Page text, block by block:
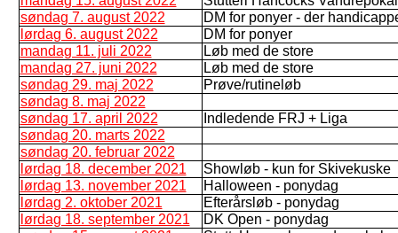
søndag 7. august 2022
DM for ponyer - der
lørdag 6. august 2022
DM for ponyer
mandag 11. juli 2022
Løb med de store
mandag 27. juni 2022
Løb med de store
søndag 29. maj 2022
Prøve/rutineløb
søndag 8. maj 2022
søndag 17. april 2022
Indledende FRJ + Liga
søndag 20. marts 2022
søndag 20. februar 2022
lørdag 18. december 2021
Showløb - kun for Skivekuske
lørdag 13. november 2021
Halloween - ponydag
lørdag 2. oktober 2021
Efterårsløb - ponydag
lørdag 18. september 2021
DK Open - ponydag